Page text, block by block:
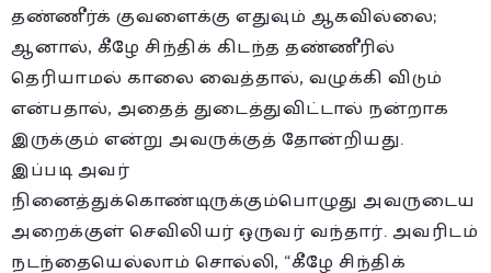
தண்ணீர்க் குவளைக்கு எதுவும் ஆகவில்லை;
ஆனால், கீழே சிந்திக் கிடந்த தண்ணீரில்
தெரியாமல் காலை வைத்தால், வழுக்கி விடும்
என்பதால், அதைத் துடைத்துவிட்டால் நன்றாக
இருக்கும் என்று அவருக்குத் தோன்றியது.
இப்படி அவர்
நினைத்துக்கொண்டிருக்கும்பொழுது அவருடைய
அறைக்குள் செவிலியர் ஒருவர் வந்தார். அவரிடம்
நடந்தையெல்லாம் சொல்லி, “கீழே சிந்திக்